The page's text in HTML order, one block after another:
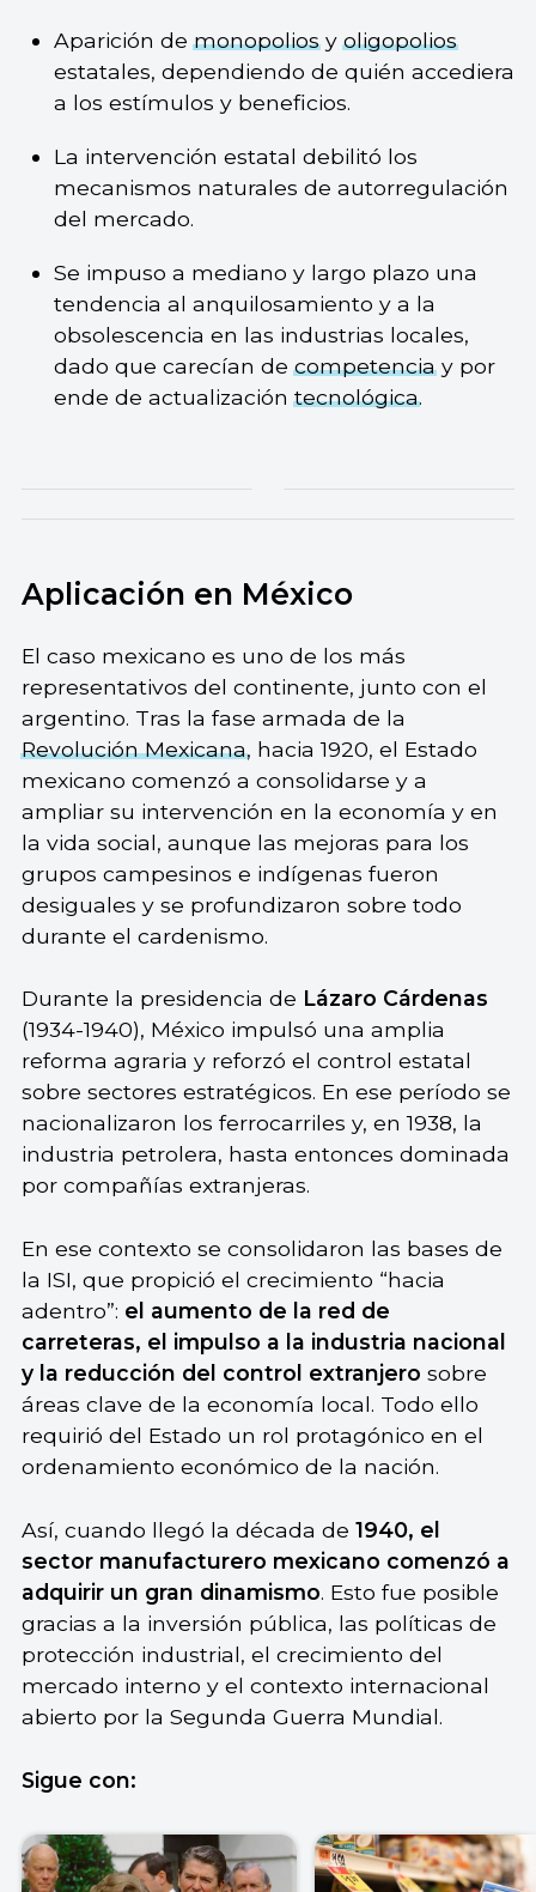
Aparición demonopoliosyoligopolios
estatales, dependiendo de quién accediera
a los estímulos y beneficios.
La intervención estatal debilitó los
mecanismos naturales de autorregulación
del mercado.
Se impuso a mediano y largo plazo una
tendencia al anquilosamiento y a la
obsolescencia en las industrias locales,
dado que carecían decompetenciay por
ende de actualizacióntecnológica.
Aplicación en México
El caso mexicano es uno de los más
representativos del continente, junto con el
argentino. Tras la fase armada de la
Revolución Mexicana, hacia 1920, el Estado
mexicano comenzó a consolidarse y a
ampliar su intervención en la economía y en
la vida social, aunque las mejoras para los
grupos campesinos e indígenas fueron
desiguales y se profundizaron sobre todo
durante el cardenismo.
Durante la presidencia de Lázaro Cárdenas
(1934-1940), México impulsó una amplia
reforma agraria y reforzó el control estatal
sobre sectores estratégicos. En ese período se
nacionalizaron los ferrocarriles y, en 1938, la
industria petrolera, hasta entonces dominada
por compañías extranjeras.
En ese contexto se consolidaron las bases de
la ISI, que propició el crecimiento “hacia
adentro”: el aumento de la red de
carreteras, el impulso a la industria nacional
y la reducción del control extranjero sobre
áreas clave de la economía local. Todo ello
requirió del Estado un rol protagónico en el
ordenamiento económico de la nación.
Así, cuando llegó la década de 1940, el
sector manufacturero mexicano comenzó a
adquirir un gran dinamismo. Esto fue posible
gracias a la inversión pública, las políticas de
protección industrial, el crecimiento del
mercado interno y el contexto internacional
abierto por la Segunda Guerra Mundial.
Sigue con: